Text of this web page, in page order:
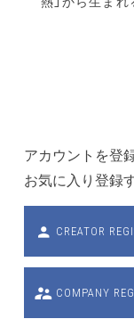
アカウントを登
お気に入り登録
CREATOR
COMPANY